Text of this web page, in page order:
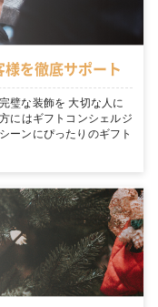
を徹底サポート
璧な装飾を 大切な人に
にはギフトコンシェルジ
ーンにぴったりのギフト